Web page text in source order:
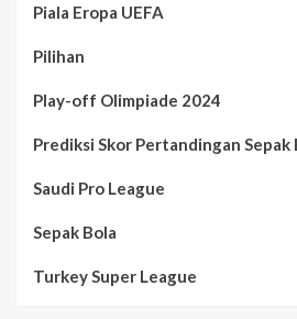
Piala Eropa UEFA
Pilihan
Play-off Olimpiade 2024
Prediksi Skor Pertandingan Sepak
Saudi Pro League
Sepak Bola
Turkey Super League